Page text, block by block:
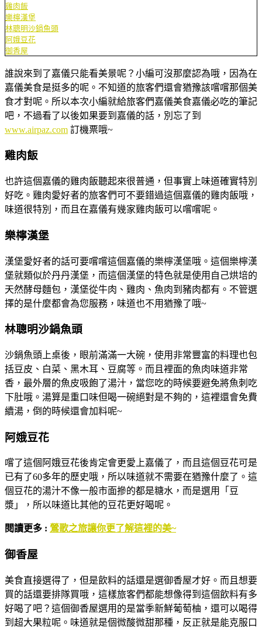
雞肉飯
樂檸漢堡
林聰明沙鍋魚頭
阿娥豆花
御香屋
誰說來到了嘉儀只能看美景呢？小編可沒那麼認為哦，因為在
嘉儀美食是挺多的呢。不知道的旅客們還會猶豫該嚐嚐那個美
食才對呢。所以本次小編就給旅客們嘉儀美食嘉儀必吃的筆記
吧，不過看了以後如果要到嘉儀的話，別忘了到
www.airpaz.com 訂機票哦~
雞肉飯
也許這個嘉儀的雞肉飯聽起來很普通，但事實上味道確實特別
好吃。雞肉愛好者的旅客們可不要錯過這個嘉儀的雞肉飯哦，
味道很特別，而且在嘉儀有幾家雞肉飯可以嚐嚐呢。
樂檸漢堡
漢堡愛好者的話可要嚐嚐這個嘉儀的樂檸漢堡哦。這個樂檸漢
堡就類似於丹丹漢堡，而這個漢堡的特色就是使用自己烘培的
天然酵母麵包，漢堡從牛肉、雞肉、魚肉到豬肉都有。不管選
擇的是什麼都會為您服務，味道也不用猶豫了哦~
林聰明沙鍋魚頭
沙鍋魚頭上桌後，眼前滿滿一大碗，使用非常豐富的料理也包
括豆皮、白菜、黑木耳、豆腐等。而且裡面的魚肉味道非常
香，最外層的魚皮吸飽了湯汁，當您吃的時候要避免將魚刺吃
下肚哦。湯算是重口味但喝一碗絕對是不夠的，這裡還會免費
續湯，倒的時候還會加料呢~
阿娥豆花
嚐了這個阿娥豆花後肯定會更愛上嘉儀了，而且這個豆花可是
已有了60多年的歷史哦，所以味道就不需要在猶豫什麼了。這
個豆花的湯汁不像一般市面摻的都是糖水，而是選用「豆
漿」，所以味道比其他的豆花更好喝呢。
閱讀更多 : 鶯歌之旅讓你更了解這裡的美~
御香屋
美食直接選得了，但是飲料的話還是選御香屋才好。而且想要
買的話還要排隊買哦，這樣旅客們都能想像得到這個飲料有多
好喝了吧？這個御香屋選用的是當季新鮮葡萄柚，還可以喝得
到超大果粒呢。味道就是個微酸微甜那種，反正就是能克服口